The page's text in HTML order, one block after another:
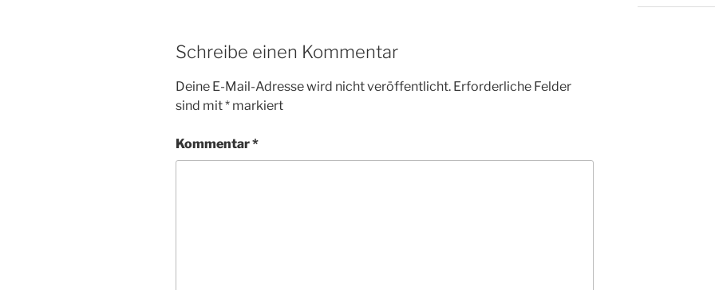
Schreibe einen Kommentar
Deine E-Mail-Adresse wird nicht veröffentlicht. Erforderliche Felder
sind mit* markiert
Kommentar*